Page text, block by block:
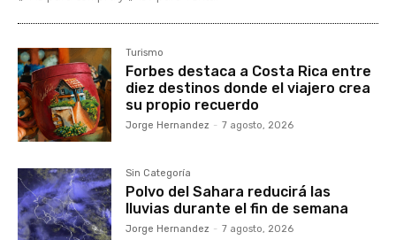
Turismo
Forbes destaca a Costa Rica entre
diez destinos donde el viajero crea
su propio recuerdo
Jorge Hernandez - 7 agosto, 2026
Sin Categoría
Polvo del Sahara reducirá las
lluvias durante el fin de semana
Jorge Hernandez - 7 agosto, 2026